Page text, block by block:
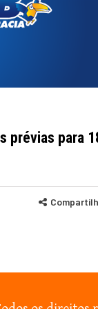
prévias para